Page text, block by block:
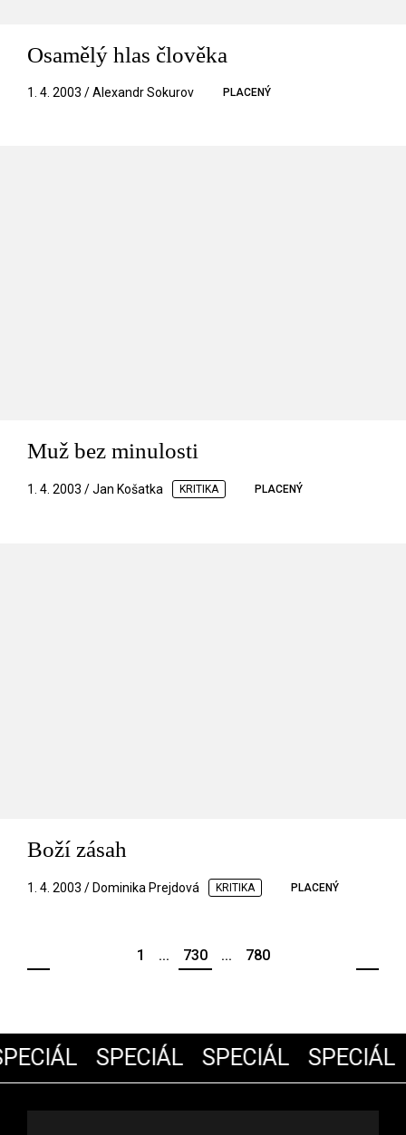
Osamělý hlas člověka
1. 4. 2003 / Alexandr Sokurov PLACENÝ
Muž bez minulosti
1. 4. 2003 / Jan Košatka KRITIKA PLACENÝ
Boží zásah
1. 4. 2003 / Dominika Prejdová KRITIKA PLACENÝ
1 ... 730 ... 780
SPECIÁL SPECIÁL SPECIÁL